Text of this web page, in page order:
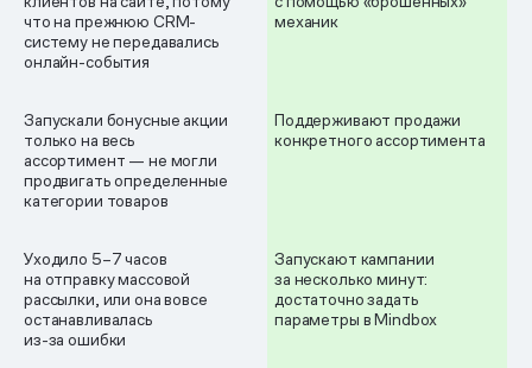
что на прежнюю СRM-
систему не передавались
онлайн-события
механик
Запускали бонусные акции
только на весь
ассортимент — не могли
продвигать определенные
категории товаров
Поддерживают продажи
конкретного ассортимента
Уходило 5–7 часов
на отправку массовой
рассылки, или она вовсе
останавливалась
из-за ошибки
Запускают кампании
за несколько минут:
достаточно задать
параметры в Mindbox